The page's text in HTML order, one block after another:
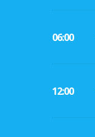
06:00
12:00